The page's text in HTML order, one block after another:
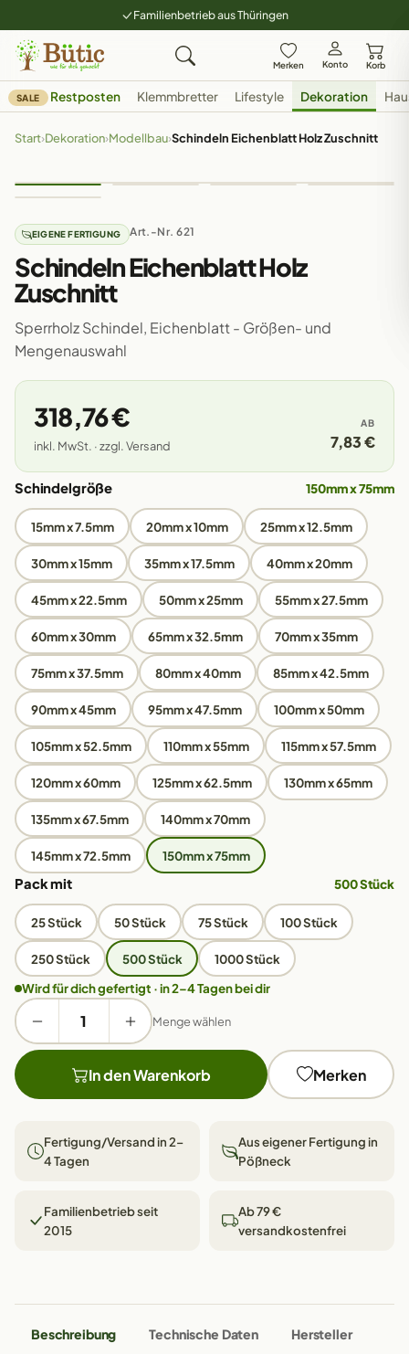
Familienbetrieb aus Thüringen
Merken Konto Korb
SALE Restposten Klemmbretter Lifestyle Dekoration
Start›Dekoration›Modellbau›Schindeln Eichenblatt Holz Zuschnitt
EIGENE FERTIGUNG Art.-Nr. 621
Schindeln Eichenblatt Holz
Zuschnitt
Sperrholz Schindel, Eichenblatt - Größen- und
Mengenauswahl
318,76 €
inkl. MwSt. · zzgl. Versand
AB
7,83 €
Schindelgröße 150mm x 75mm
15mm x 7.5mm 20mm x 10mm 25mm x 12.5mm
30mm x 15mm 35mm x 17.5mm 40mm x 20mm
45mm x 22.5mm 50mm x 25mm 55mm x 27.5mm
60mm x 30mm 65mm x 32.5mm 70mm x 35mm
75mm x 37.5mm 80mm x 40mm 85mm x 42.5mm
90mm x 45mm 95mm x 47.5mm 100mm x 50mm
105mm x 52.5mm 110mm x 55mm 115mm x 57.5mm
120mm x 60mm 125mm x 62.5mm 130mm x 65mm
135mm x 67.5mm 140mm x 70mm
145mm x 72.5mm 150mm x 75mm
Pack mit 500 Stück
25 Stück 50 Stück 75 Stück 100 Stück
250 Stück 500 Stück
1000 Stück
Wird für dich gefertigt · in 2–4 Tagen bei dir
Menge wählen
In den Warenkorb Merken
Fertigung/Versand in 2–
4 Tagen
Aus eigener Fertigung in
Pößneck
Familienbetrieb seit
2015
Ab 79 €
versandkostenfrei
Beschreibung Technische Daten Hersteller